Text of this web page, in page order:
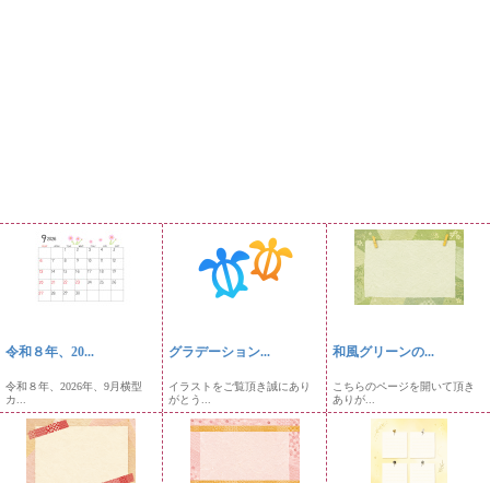
令和８年、20...
令和８年、2026年、9月横型
カ...
グラデーション...
イラストをご覧頂き誠にあり
がとう...
和風グリーンの...
こちらのページを開いて頂き
ありが...